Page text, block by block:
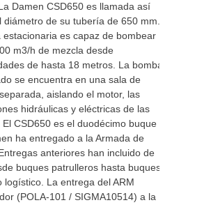
Damen CSD650 es llamada así
diámetro de su tubería de 650 mm.
estacionaria es capaz de bombear
m3/h de mezcla desde
de hasta 18 metros. La bomba
se encuentra en una sala de
aislando el motor, las
hidráulicas y eléctricas de las
CSD650 es el duodécimo buque
ha entregado a la Armada de
anteriores han incluido de
buques patrulleros hasta buques
logístico. La entrega del ARM
(POLA-101 / SIGMA10514) a la